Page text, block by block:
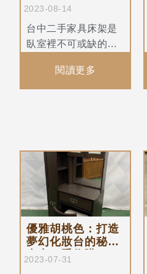
選床架款式
2023-08-14
台中二手家具床架是
臥室裡不可或缺的家
墊提供了穩定的支
撐，同時也影響著整
閱讀更多
優雅胡桃色：打造
夢幻化妝台的秘訣-
台中二手收購
2023-07-31